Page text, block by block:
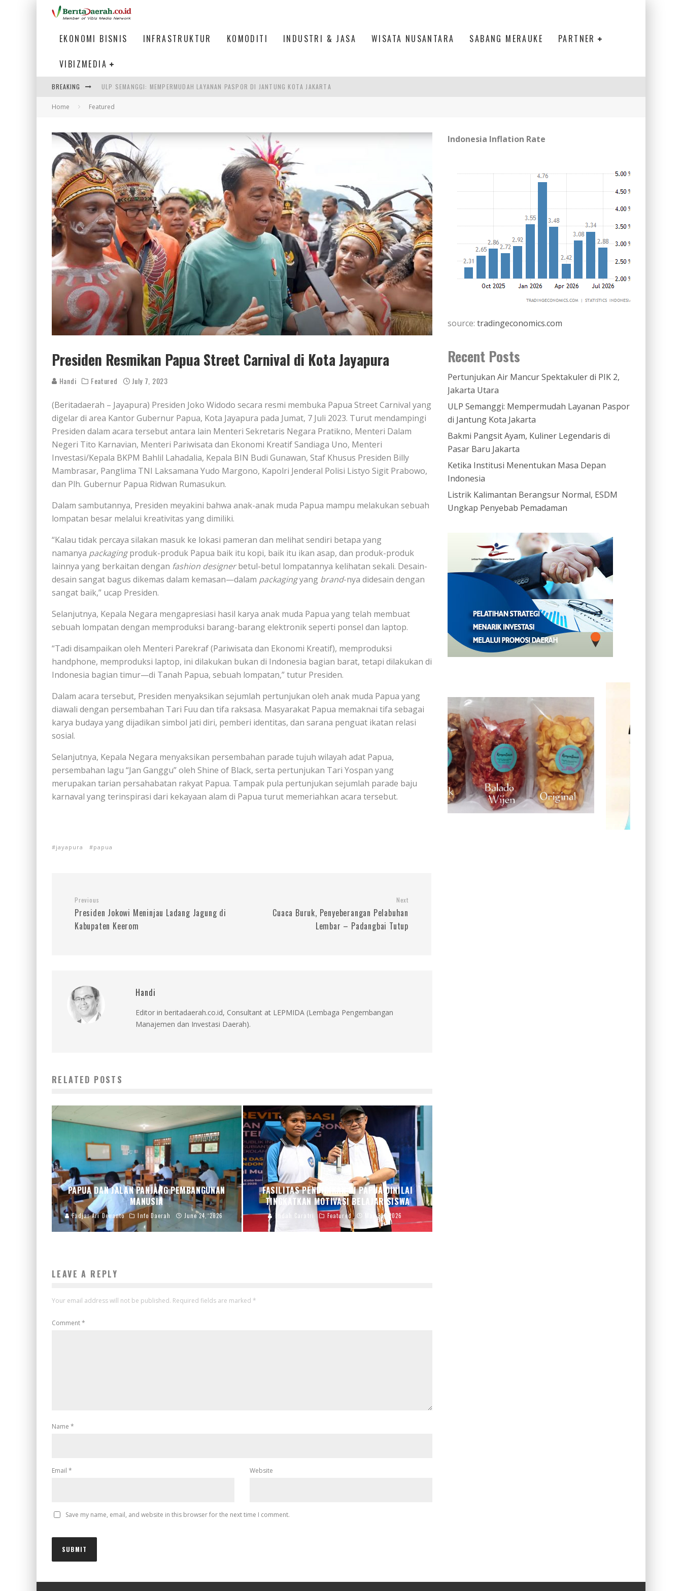
EKONOMI BISNIS INFRASTRUKTUR KOMODITI INDUSTRI & JASA WISATA NUSANTARA SABANG MERAUKE PARTNER
VIBIZMEDIA
BREAKING
ULP SEMANGGI: MEMPERMUDAH LAYANAN PASPOR DI JANTUNG KOTA JAKARTA
BAKMI PANGSIT AYAM, KULINER LEGENDARIS DI PASAR BARU JAKARTA
KETIKA INSTITUSI MENENTUKAN MASA DEPAN INDONESIA
PERTUNJUKAN AIR MANCUR SPEKTAKULER DI PIK 2, JAKARTA UTARA
Home Featured
Presiden Resmikan Papua Street Carnival di Kota Jayapura
Handi Featured July 7, 2023
(Beritadaerah – Jayapura) Presiden Joko Widodo secara resmi membuka Papua Street Carnival yang
digelar di area Kantor Gubernur Papua, Kota Jayapura pada Jumat, 7 Juli 2023. Turut mendampingi
Presiden dalam acara tersebut antara lain Menteri Sekretaris Negara Pratikno, Menteri Dalam
Negeri Tito Karnavian, Menteri Pariwisata dan Ekonomi Kreatif Sandiaga Uno, Menteri
Investasi/Kepala BKPM Bahlil Lahadalia, Kepala BIN Budi Gunawan, Staf Khusus Presiden Billy
Mambrasar, Panglima TNI Laksamana Yudo Margono, Kapolri Jenderal Polisi Listyo Sigit Prabowo,
dan Plh. Gubernur Papua Ridwan Rumasukun.
Dalam sambutannya, Presiden meyakini bahwa anak-anak muda Papua mampu melakukan sebuah
lompatan besar melalui kreativitas yang dimiliki.
“Kalau tidak percaya silakan masuk ke lokasi pameran dan melihat sendiri betapa yang
namanya packagingproduk-produk Papua baik itu kopi, baik itu ikan asap, dan produk-produk
lainnya yang berkaitan dengan fashion designerbetul-betul lompatannya kelihatan sekali. Desain-
desain sangat bagus dikemas dalam kemasan—dalam packagingyang brand-nya didesain dengan
sangat baik,” ucap Presiden.
Selanjutnya, Kepala Negara mengapresiasi hasil karya anak muda Papua yang telah membuat
sebuah lompatan dengan memproduksi barang-barang elektronik seperti ponsel dan laptop.
“Tadi disampaikan oleh Menteri Parekraf (Pariwisata dan Ekonomi Kreatif), memproduksi
handphone, memproduksi laptop, ini dilakukan bukan di Indonesia bagian barat, tetapi dilakukan di
Indonesia bagian timur—di Tanah Papua, sebuah lompatan,” tutur Presiden.
Dalam acara tersebut, Presiden menyaksikan sejumlah pertunjukan oleh anak muda Papua yang
diawali dengan persembahan Tari Fuu dan tifa raksasa. Masyarakat Papua memaknai tifa sebagai
karya budaya yang dijadikan simbol jati diri, pemberi identitas, dan sarana penguat ikatan relasi
sosial.
Selanjutnya, Kepala Negara menyaksikan persembahan parade tujuh wilayah adat Papua,
persembahan lagu “Jan Ganggu” oleh Shine of Black, serta pertunjukan Tari Yospan yang
merupakan tarian persahabatan rakyat Papua. Tampak pula pertunjukan sejumlah parade baju
karnaval yang terinspirasi dari kekayaan alam di Papua turut memeriahkan acara tersebut.
jayapura papua
Previous
Presiden Jokowi Meninjau Ladang Jagung di
Kabupaten Keerom
Next
Cuaca Buruk, Penyeberangan Pelabuhan
Lembar – Padangbai Tutup
Handi
Editor in beritadaerah.co.id, Consultant at LEPMIDA (Lembaga Pengembangan
Manajemen dan Investasi Daerah).
RELATED POSTS
PAPUA DAN JALAN PANJANG PEMBANGUNAN
MANUSIA
Fadjar Ari Dewanto Info Daerah June 24, 2026
FASILITAS PENDIDIKAN DI PAPUA DINILAI
TINGKATKAN MOTIVASI BELAJAR SISWA
Endah Caratri Featured May 29, 2026
LEAVE A REPLY
Your email address will not be published. Required fields are marked *
Comment*
Name *
Email * Website
Save my name, email, and website in this browser for the next time I comment.
Indonesia Inflation Rate
source: tradingeconomics.com
Recent Posts
Pertunjukan Air Mancur Spektakuler di PIK 2,
Jakarta Utara
ULP Semanggi: Mempermudah Layanan Paspor
di Jantung Kota Jakarta
Bakmi Pangsit Ayam, Kuliner Legendaris di
Pasar Baru Jakarta
Ketika Institusi Menentukan Masa Depan
Indonesia
Listrik Kalimantan Berangsur Normal, ESDM
Ungkap Penyebab Pemadaman